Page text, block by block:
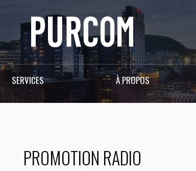
SERVICES À PROPOS
PROMOTION RADIO